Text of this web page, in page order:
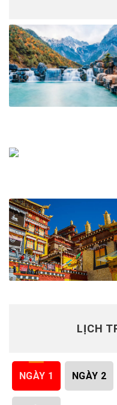
LỊCH
NGÀY 1 NGÀY 2